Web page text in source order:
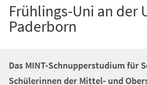
Frühlings-Uni an der
Paderborn
Das MINT-Schnupperstudium für
Schülerinnen der Mittel- und